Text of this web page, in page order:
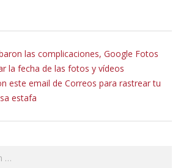
las complicaciones, Google Fotos
la fecha de las fotos y vídeos
este email de Correos para rastrear tu
estafa